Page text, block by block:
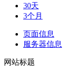
30天
3个月
页面信息
服务器信息
网站标题